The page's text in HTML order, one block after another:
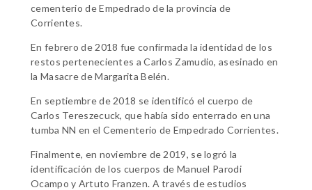
cementerio de Empedrado de la provincia de
Corrientes.
En febrero de 2018 fue confirmada la identidad de los
restos pertenecientes a Carlos Zamudio, asesinado en
la Masacre de Margarita Belén.
En septiembre de 2018 se identificó el cuerpo de
Carlos Tereszecuck, que había sido enterrado en una
tumba NN en el Cementerio de Empedrado Corrientes.
Finalmente, en noviembre de 2019, se logró la
identificación de los cuerpos de Manuel Parodi
Ocampo y Artuto Franzen. A través de estudios